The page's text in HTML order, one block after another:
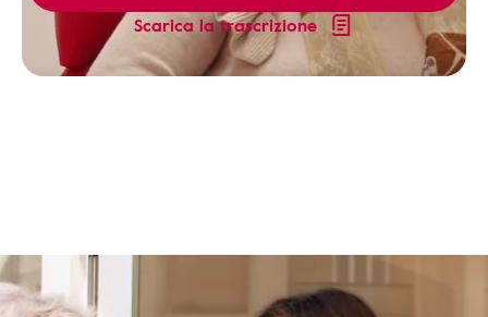
Scarica la trascrizione